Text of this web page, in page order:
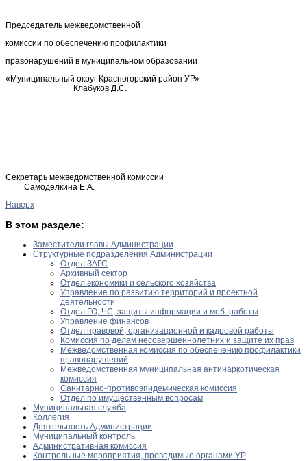
Председатель межведомственной
комиссии по обеспечению профилактики
правонарушений в муниципальном образовании
«Муниципальный округ Красногорский район УР»
Клабуков Д.С.
Секретарь межведомственной комиссии
Самоделкина Е.А.
Наверх
В этом разделе:
Заместители главы Администрации
Структурные подразделения Администрации
Отдел ЗАГС
Архивный сектор
Отдел экономики и сельского хозяйства
Управление по развитию территорий и проектной
деятельности
Отдел ГО, ЧС, защиты информации и моб. работы
Управление финансов
Отдел правовой, организационной и кадровой работы
Комиссия по делам несовершеннолетних и защите их прав
Межведомственная комиссия по обеспечению профилактики
правонарушений
Межведомственная муниципальная антинаркотическая
комиссия
Санитарно-противоэпидемическая комиссия
Отдел по имущественным вопросам
Муниципальная служба
Коллегия
Деятельность Администрации
Муниципальный контроль
Административная комиссия
Контрольные мероприятия, проводимые органами УР